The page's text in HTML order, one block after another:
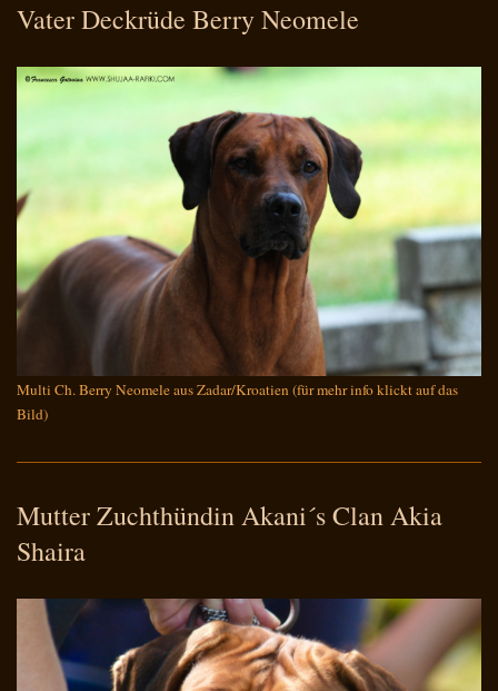
Vater Deckrüde Berry Neomele
Multi Ch. Berry Neomele aus Zadar/Kroatien (für mehr info klickt auf das
Bild)
Mutter Zuchthündin Akani´s Clan Akia
Shaira